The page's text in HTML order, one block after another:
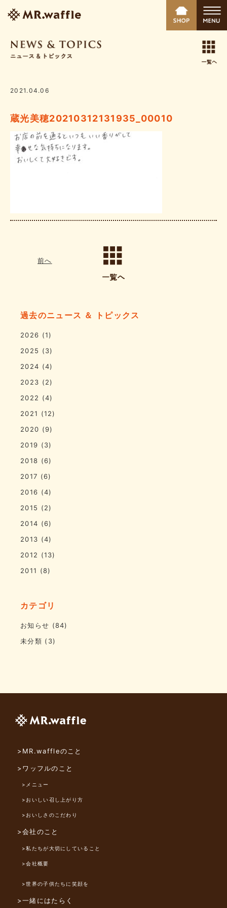
2021.04.06
蔵光美穂20210312131935_00010
前へ
過去のニュース ＆ トピックス
2026 (1)
2025 (3)
2024 (4)
2023 (2)
2022 (4)
2021 (12)
2020 (9)
2019 (3)
2018 (6)
2017 (6)
2016 (4)
2015 (2)
2014 (6)
2013 (4)
2012 (13)
2011 (8)
カテゴリ
お知らせ (84)
未分類 (3)
>MR.waffleのこと
>ワッフルのこと
>メニュー
>おいしい召し上がり方
>おいしさのこだわり
>会社のこと
>私たちが大切にしていること
>会社概要
>世界の子供たちに笑顔を
>一緒にはたらく